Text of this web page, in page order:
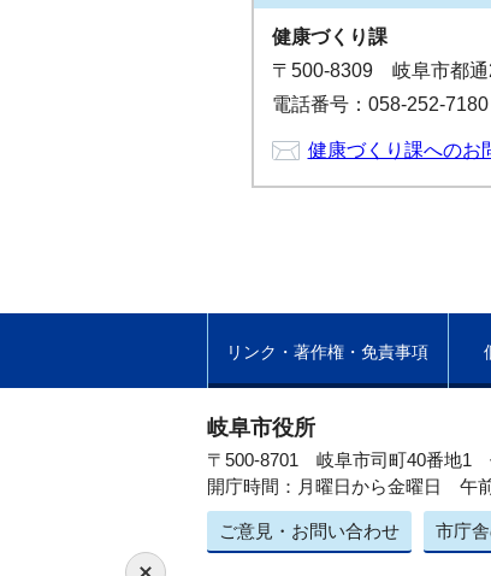
健康づくり課
〒500-8309 岐阜市都
電話番号：058-252-
健康づくり課へのお
リンク・著作権・免責事項
岐阜市役所
〒500-8701 岐阜市司町40番地1
開庁時間：月曜日から金曜日 午
ご意見・お問い合わせ 市庁